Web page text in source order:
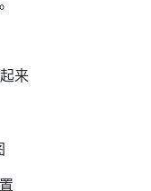
来